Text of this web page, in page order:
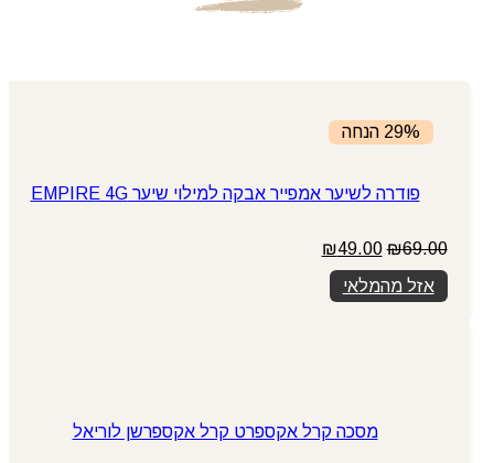
29% הנחה
פודרה לשיער אמפייר אבקה למילוי שיער EMPIRE 4G
₪69.00
המחיר
המקורי
היה:
₪69.00.
₪49.00
אזל מהמלאי
מסכה קרל אקספרט קרל אקספרשן לוריאל